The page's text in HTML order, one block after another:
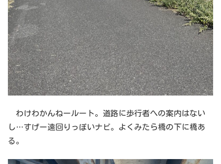
わけわかんねールート。道路に歩行者への案内はない
し…すげー遠回りっぽいナビ。よくみたら橋の下に橋あ
る。